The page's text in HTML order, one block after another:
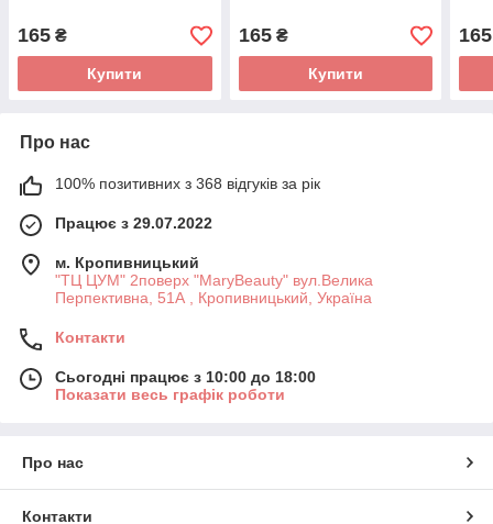
165 ₴
Купити
165₴
Купити
165
Про нас
100% позитивних з 368 відгуків за рік
Працює з 29.07.2022
м. Кропивницький
"ТЦ ЦУМ" 2поверх "MaryBeauty" вул.Велика
Перпективна, 51А , Кропивницький, Україна
Контакти
Сьогодні працює з 10:00 до 18:00
Показати весь графік роботи
Про нас
Контакти